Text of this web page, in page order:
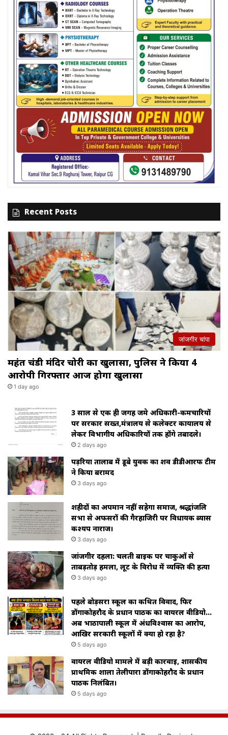
Recent Posts
जांजगीर चांपा
महंत चंडी मंदिर चोरी का खुलासा, पुलिस ने किया 4
आरोपी गिरफ्तार आज होगा खुलासा
1 day ago
3 साल से एक ही जगह जमे अधिकारी-कर्मचारियों
पर सरकार सख्त,मंत्रालय से कलेक्टर कार्यालय से
लेकर विभागीय अधिकारियों तक होंगे तबादले।
2 days ago
पड़रिया तालाब में डूबे युवक का शव डीडीआरफ टीम
ने किया बरामद
3 days ago
शहीदों का अपमान नहीं सहेगा समाज, श्रद्धांजलि
सभा से अफसरों की गैरहाजिरी पर विधायक ब्यास
कश्यप नाराज।
3 days ago
जांजगीर दहला: चलती बाइक पर चाकुओं से
ताबड़तोड़ हमला, लूट के विरोध में व्यक्ति की हत्या
3 days ago
पहले बोड़सरा स्कूल का कथित विवाद, फिर
डोंगाकोहरौद के प्रधान पाठक का वायरल वीडियो…
अब भाठापाली स्कूल में अंधविश्वास का आरोप,
आखिर सरकारी स्कूलों में क्या हो रहा है?
5 days ago
वायरल वीडियो मामले में बड़ी कार्रवाई, शासकीय
प्राथमिक शाला तेलीपारा डोंगाकोहरौद के प्रधान
पाठक निलंबित।
5 days ago